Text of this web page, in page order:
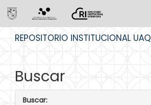
REPOSITORIO INSTITUCIONAL UAQ
Buscar
Buscar: